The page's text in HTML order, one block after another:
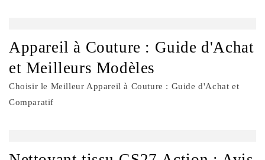
Appareil à Couture : Guide d'Achat
et Meilleurs Modèles
Choisir le Meilleur Appareil à Couture : Guide d'Achat et
Comparatif